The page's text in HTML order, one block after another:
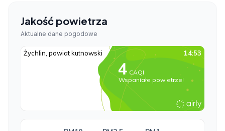
Jakość powietrza
Aktualne dane pogodowe